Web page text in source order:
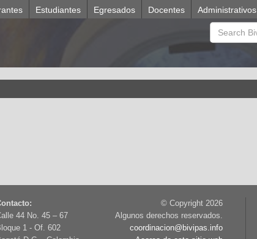
Estudiantes Egresados Docentes Administrativos
44 No. 45 – 67
1 - Of. 602
© Copyright 2026
Algunos derechos reservados.
coordinacion@bivipas.info